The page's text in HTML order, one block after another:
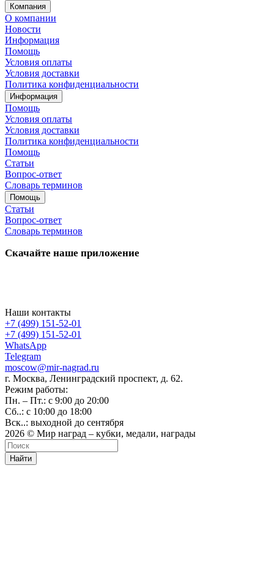
Компания
О компании
Новости
Информация
Помощь
Условия оплаты
Условия доставки
Политика конфиденциальности
Информация
Помощь
Условия оплаты
Условия доставки
Политика конфиденциальности
Помощь
Статьи
Вопрос-ответ
Словарь терминов
Помощь
Статьи
Вопрос-ответ
Словарь терминов
Скачайте наше приложение
Наши контакты
+7 (499) 151-52-01
+7 (499) 151-52-01
WhatsApp
Telegram
moscow@mir-nagrad.ru
г. Москва, Ленинградский проспект, д. 62.
Режим работы:
Пн. – Пт.: с 9:00 до 20:00
Сб..: с 10:00 до 18:00
Вск..: выходной до сентября
2026 © Мир наград – кубки, медали, награды
Найти